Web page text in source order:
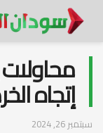
إتجاه
سبتمبر 26, 2024